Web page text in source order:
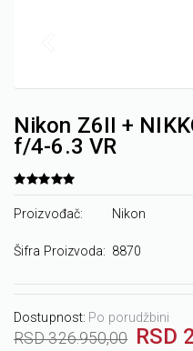
Nikon Z6II +
f/4-6.3 VR
Proizvođač: Nikon
Šifra Proizvoda: 8870
Dostupnost: Po porudžbini
RSD 326.950,00 RSD